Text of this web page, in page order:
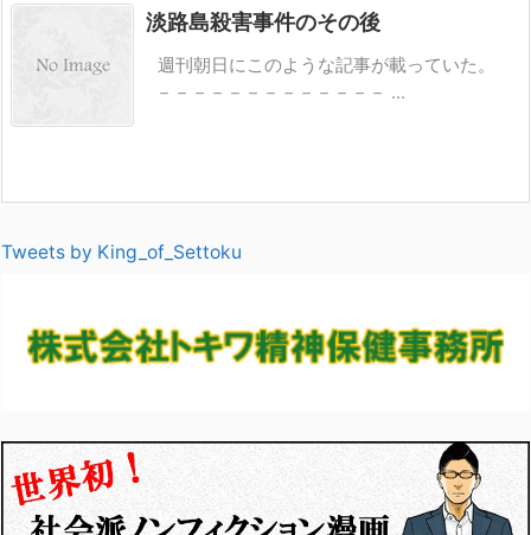
淡路島殺害事件のその後
週刊朝日にこのような記事が載っていた。
－－－－－－－－－－－－－ ...
Tweets by King_of_Settoku